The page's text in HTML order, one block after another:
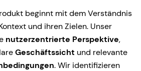
beginnt mit dem Verständnis
und ihren Zielen. Unser
nutzerzentrierte Perspektive,
Geschäftssicht und relevante
. Wir identifizieren